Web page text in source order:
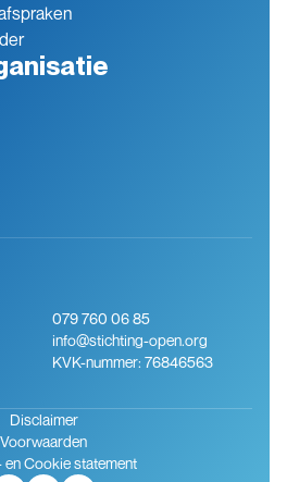
079 760 06 85
info@stichting-open.org
KVK-nummer: 76846563
Disclaimer
Voorwaarden
en Cookie statement